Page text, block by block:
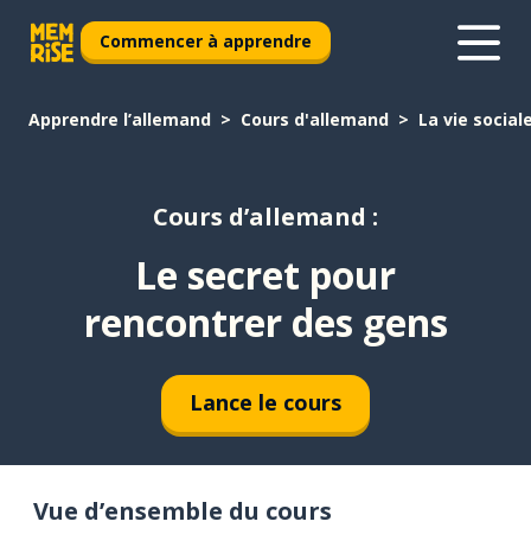
Commencer à apprendre
Apprendre l’allemand Cours d'allemand La vie
Cours d’allemand :
Le secret pour
rencontrer des gens
Lance le cours
Vue d’ensemble du cours